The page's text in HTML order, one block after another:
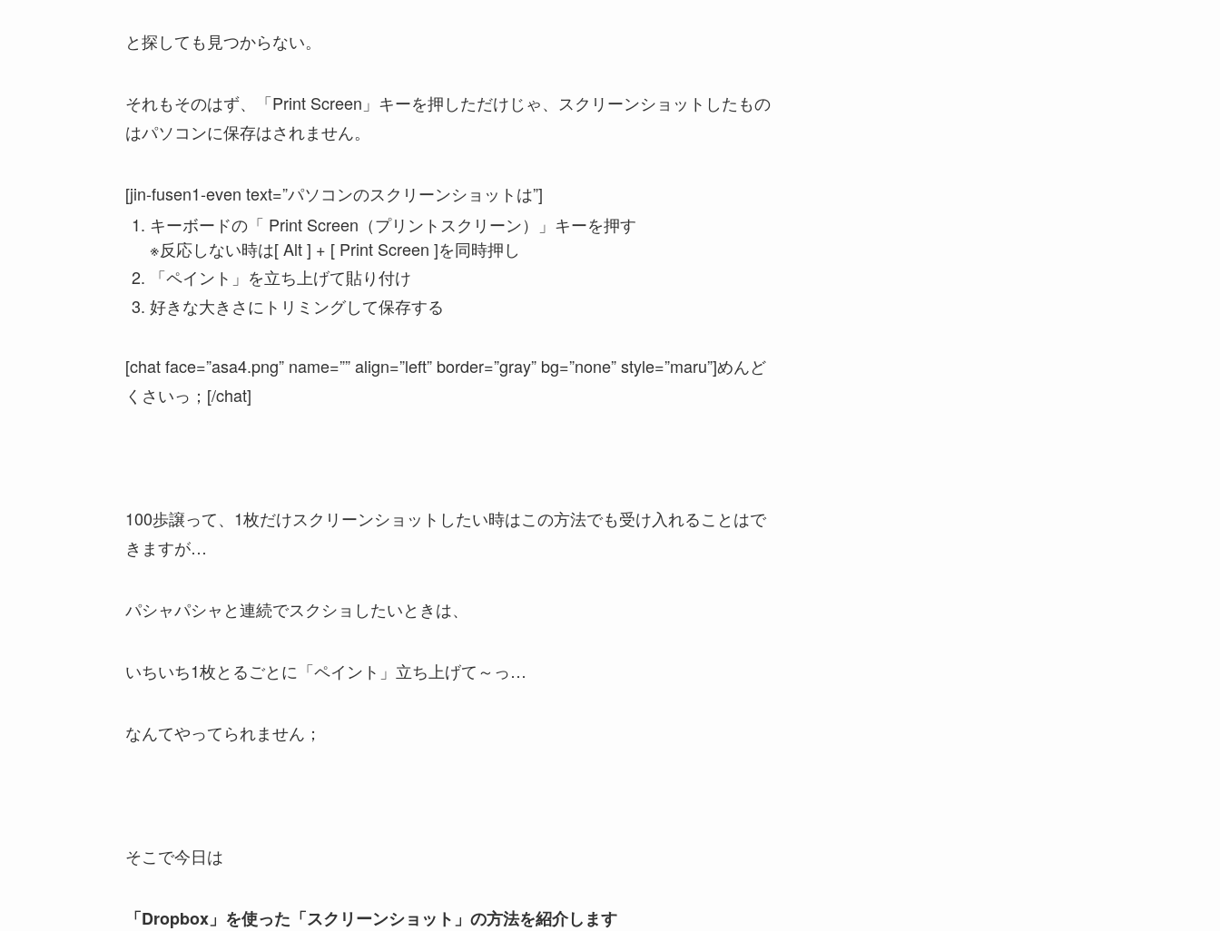
と探しても見つからない。
それもそのはず、「Print Screen」キーを押しただけじゃ、スクリーンショットしたもの
はパソコンに保存はされません。
[jin-fusen1-even text=”パソコンのスクリーンショットは”]
キーボードの「 Print Screen（プリントスクリーン）」キーを押す
※反応しない時は[ Alt ] + [ Print Screen ]を同時押し
「ペイント」を立ち上げて貼り付け
好きな大きさにトリミングして保存する
[chat face=”asa4.png” name=”” align=”left” border=”gray” bg=”none” style=”maru”]めんど
くさいっ；[/chat]
100歩譲って、1枚だけスクリーンショットしたい時はこの方法でも受け入れることはで
きますが…
パシャパシャと連続でスクショしたいときは、
いちいち1枚とるごとに「ペイント」立ち上げて～っ…
なんてやってられません；
そこで今日は
「Dropbox」を使った「スクリーンショット」の方法を紹介します